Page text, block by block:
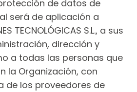
de datos de
será de aplicación a
TECNOLÓGICAS S.L., a sus
dirección y
a todas las personas que
la Organización, con
de los proveedores de